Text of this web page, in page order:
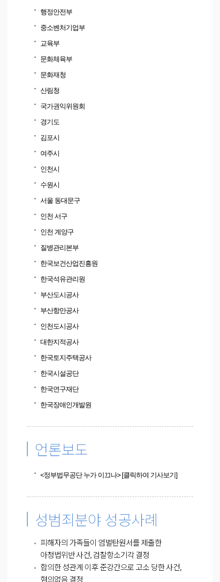
행정안전부
중소벤처기업부
교육부
문화체육부
문화재청
산림청
국가권익위원회
경기도
김포시
여주시
인천시
수원시
서울 동대문구
인천 서구
인천 계양구
질병관리본부
한국보건산업진흥원
한국석유관리원
부산도시공사
부산항만공사
인천도시공사
대한지적공사
한국토지주택공사
한국시설공단
한국연구재단
한국장애인개발원
언론보도
<정부법무공단 누가 이끄나>[클릭하여 기사보기]
성범죄분야 성공사례
피해자의 가족들이 엄벌탄원서를 제출한
아청법위반 사건, 검찰항소기각 결정
합의한 성관계 이후 준강간으로 고소 당한 사건,
혐의없음 결정